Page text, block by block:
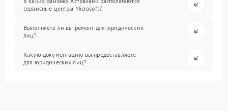
сервисные центры Microsoft?
Выполняете ли вы ремонт для юридических
лиц?
Какую документацию вы предоставляете
для юридических лиц?